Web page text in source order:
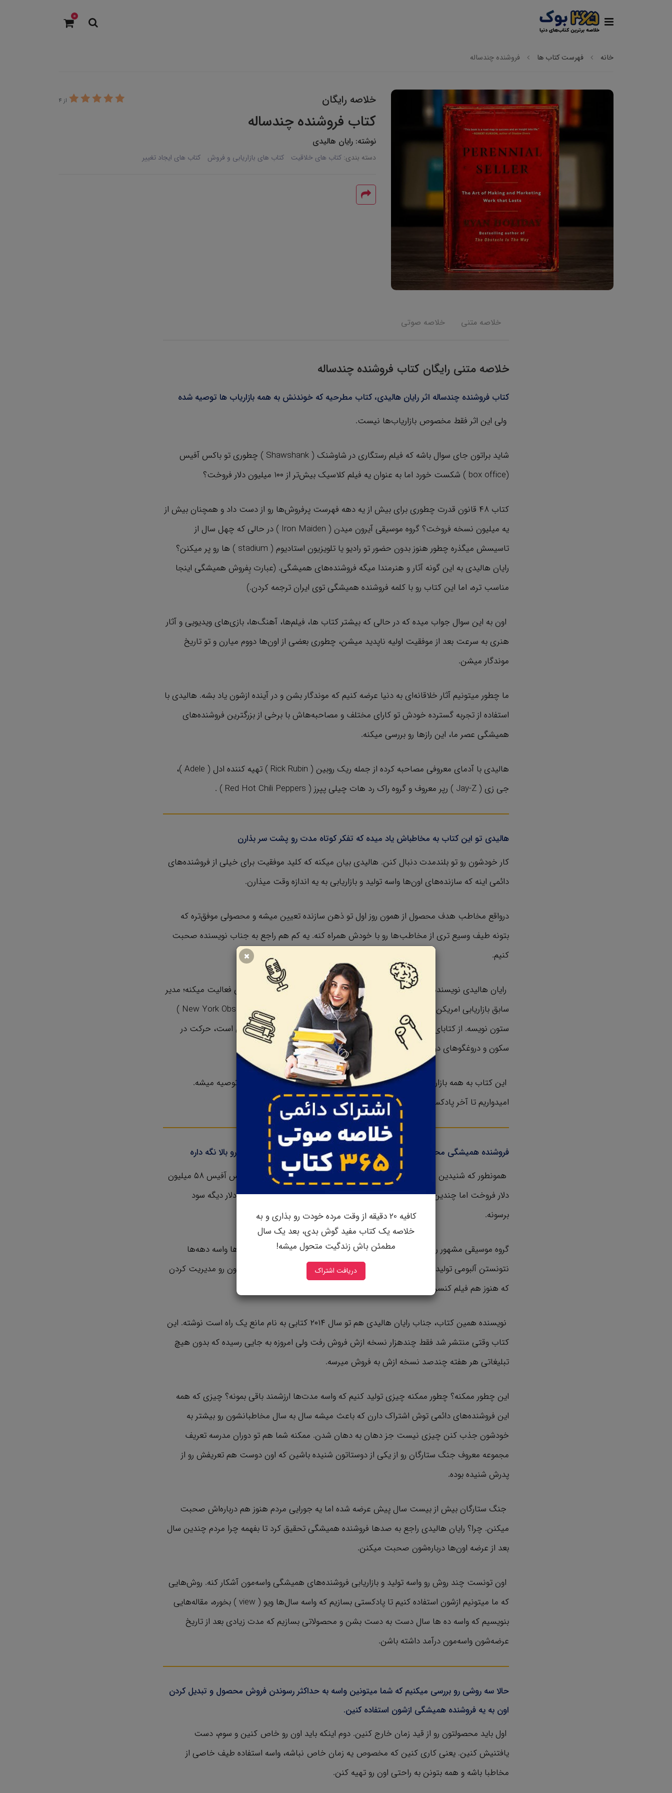
0
خانه فهرست کتاب ها فروشنده چندساله
خلاصه رایگان از 4
کتاب فروشنده چندساله
نوشته: رایان هالیدی
دسته بندی: کتاب های خلاقیت کتاب های بازاریابی و فروش کتاب های ایجاد تغییر
خلاصه متنی خلاصه صوتی
خلاصه متنی رایگان کتاب فروشنده چندساله
کتاب فروشنده چندساله اثر رایان هالیدی، کتاب مطرحیه که خوندنش به همه بازاریاب ها توصیه شده
ولی این اثر فقط مخصوص بازاریاب‌ها نیست.
شاید براتون جای سوال باشه که فیلم رستگاری در شاوشنک ( Shawshank ) چطوری تو باکس آفیس
(box office‌ ) شکست خورد اما به عنوان یه فیلم کلاسیک بیش‌تر از ۱۰۰ میلیون دلار فروخت؟
کتاب ۴۸ قانون قدرت چطوری برای بیش از یه دهه فهرست پرفروش‌ها رو از دست داد و همچنان بیش از
یه میلیون نسخه فروخت؟ گروه موسیقی آیرون میدن ( Iron Maiden ) در حالی که چهل سال از
تاسیسش میگذره چطور هنوز بدون حضور تو رادیو یا تلویزیون استادیوم (‌ stadium ) ها رو پر میکنن؟
رایان هالیدی به این گونه آثار و هنرمندا میگه فروشنده‌های همیشگی. (عبارت بِفروش همیشگی اینجا
مناسب تره، اما این کتاب رو با کلمه فروشنده همیشگی توی ایران ترجمه کردن.)
اون به این سوال جواب میده که در حالی که بیشتر کتاب ها، فیلم‌ها، آهنگ‌ها، بازی‌های ویدیویی و آثار
هنری به سرعت بعد از موفقیت اولیه ناپدید میشن، چطوری بعضی از اون‌ها دووم میارن و تو تاریخ
موندگار میشن.
ما چطور میتونیم آثار خلاقانه‌ای به دنیا عرضه کنیم که موندگار بشن و در آینده ازشون یاد بشه. هالیدی با
استفاده از تجربه‌ گسترده خودش تو کارای مختلف و مصاحبه‌هاش با برخی از بزرگترین فروشنده‌های
همیشگی عصر ما، این رازها رو بررسی میکنه.
هالیدی با آدمای معروفی مصاحبه کرده از جمله ریک روبین ( Rick Rubin ) تهیه کننده ادل ( Adele )،
جی زی ( Jay-Z ) رپر معروف و گروه راک رد هات چیلی پپرز ( Red Hot Chili Peppers ) .
هالیدی تو این کتاب به مخاطباش یاد میده که تفکر کوتاه مدت رو پشت سر بذارن
کار خودشون رو تو بلندمدت دنبال کنن. هالیدی بیان میکنه که کلید موفقیت برای خیلی از فروشنده‌های
دائمی اینه که سازنده‌های اون‌ها واسه تولید و بازاریابی به یه اندازه وقت میذارن.
درواقع مخاطب هدف محصول از همون روز اول تو ذهن سازنده تعیین میشه و محصولی موفق‌تره که
بتونه طیف وسیع تری از مخاطب‌ها رو با خودش همراه کنه. یه کم هم راجع به جناب نویسنده صحبت
کنیم.
رایان هالیدی نویسنده، بازاریاب و کارآفرین آمریکاییه که تو حوزه استراتژی رسانه‌ای فعالیت میکنه؛ مدیر
سابق بازاریابی امریکن اپرل ( American Apparel ) بوده و تو نیویورک آبزرور ( New York Observer )
ستون نویسه. از کتابای دیگه‌اش میشه به بازاریابی به وسیله هک رشد، نفس دشمن است، حرکت در
سکون و دروغگوهای دوست داشتنی اشاره کرد.
این کتاب به همه بازاریاب‌ها، مدیران و کسایی که دنبال خلق یه محصول جدیدن توصیه میشه.
امیدواریم تا آخر پادکست همراهمون باشین.
فروشنده‌ همیشگی محصولیه که مدتی طولانی بعد از عرضه میتونه میزان فروشش رو بالا نگه داره
همونطور که شنیدین فیلم رستگاری در شاوشنک یه فروشنده همیشگیه. اون تو باکس آفیس ۵۸ میلیون
دلار فروخت اما چندین و چندبار تو تلویزیون پخش شد که این تونست ۱۰۰ میلیون دلار دیگه سود
برسونه.
گروه موسیقی مشهور رولینگ استون ( Rolling Stone ) هم یه فروشنده دائمیه. اون‌ها واسه دهه‌ها
نتونستن آلبومی تولید کنن که تو لیست پرفروش‌ترین‌ها قرار بگیره ولی جوری کارشون رو مدیریت کردن
که هنوز هم فیلم کنسرت‌هاشون فروش میره.
نویسنده همین کتاب، جناب رایان هالیدی هم تو سال ۲۰۱۴ کتابی به نام مانع یک راه است نوشته. این
کتاب وقتی منتشر شد فقط چندهزار نسخه ازش فروش رفت ولی امروزه به جایی رسیده که بدون هیچ
تبلیغاتی هر هفته چندصد نسخه ازش به فروش میرسه.
این چطور ممکنه؟ چطور ممکنه چیزی تولید کنیم که واسه مدت‌ها ارزشمند باقی بمونه؟ چیزی که همه
این فروشنده‌های دائمی توش اشتراک دارن که باعث میشه سال به سال مخاطبانشون رو بیشتر به
خودشون جذب کنن چیزی نیست جز دهان به دهان شدن. ممکنه شما هم تو دوران مدرسه تعریف
مجموعه معروف جنگ ستارگان رو از یکی از دوستاتون شنیده باشین که اون دوست هم تعریفش رو از
پدرش شنیده بوده.
جنگ ستارگان بیش از بیست سال پیش عرضه شده اما یه جورایی مردم هنوز هم درباره‌اش صحبت
میکنن. چرا؟ رایان هالیدی راجع به صدها فروشنده‌ همیشگی تحقیق کرد تا بفهمه چرا مردم چندین سال
بعد از عرضه اون‌ها درباره‌شون صحبت میکنن.
اون تونست چند روش رو واسه تولید و بازاریابی فروشنده‌های همیشگی واسه‌مون آشکار کنه. روش‌هایی
که ما میتونیم ازشون استفاده کنیم تا پادکستی بسازیم که واسه سال‌ها ویو ( view ) بخوره،‌ مقاله‌هایی
بنویسیم که واسه ده ها سال دست به دست بشن و محصولاتی بسازیم که مدت زیادی بعد از تاریخ
عرضه‌شون واسه‌مون درآمد داشته باشن.
حالا سه روشی رو بررسی میکنیم که شما میتونین واسه به حداکثر رسوندن فروش محصول و تبدیل کردن
اون به یه فروشنده‌ همیشگی ازشون استفاده کنین.
اول باید محصولتون رو از قید زمان خارج کنین. دوم اینکه باید اون رو خاص کنین و سوم، دست
یافتنیش کنین. یعنی کاری کنین که مخصوص یه زمان خاص نباشه، واسه استفاده طیف خاصی از
مخاطبا باشه و همه بتونن به راحتی اون رو تهیه کنن.
کافیه 20 دقیقه از وقت مرده خودت رو بذاری و به
خلاصه یک کتاب مفید گوش بدی، بعد یک سال
مطمئن باش زندگیت متحول میشه!
دریافت اشتراک